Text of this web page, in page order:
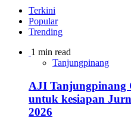
Terkini
Popular
Trending
1 min read
Tanjungpinang
AJI Tanjungpinang
untuk kesiapan
2026